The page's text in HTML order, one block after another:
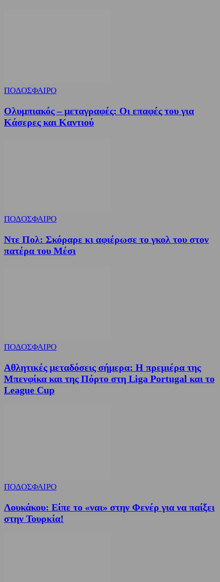
ΠΟΔΟΣΦΑΙΡΟ
Ολυμπιακός – μεταγραφές: Οι επαφές του για
Κάσερες και Καντιού
ΠΟΔΟΣΦΑΙΡΟ
Ντε Πολ: Σκόραρε κι αφιέρωσε το γκολ του στον
πατέρα του Μέσι
ΠΟΔΟΣΦΑΙΡΟ
Αθλητικές μεταδόσεις σήμερα: Η πρεμιέρα της
Μπενφίκα και της Πόρτο στη Liga Portugal και το
League Cup
ΠΟΔΟΣΦΑΙΡΟ
Λουκάκου: Είπε το «ναι» στην Φενέρ για να παίξει
στην Τουρκία!